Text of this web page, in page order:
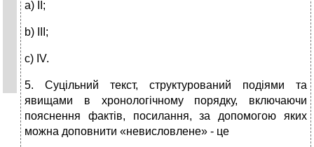
a) II;
b) III;
c) IV.
5. Суцільний текст, структурований подіями та
явищами в хронологічному порядку, включаючи
пояснення фактів, посилання, за допомогою яких
можна доповнити «невисловлене» - це